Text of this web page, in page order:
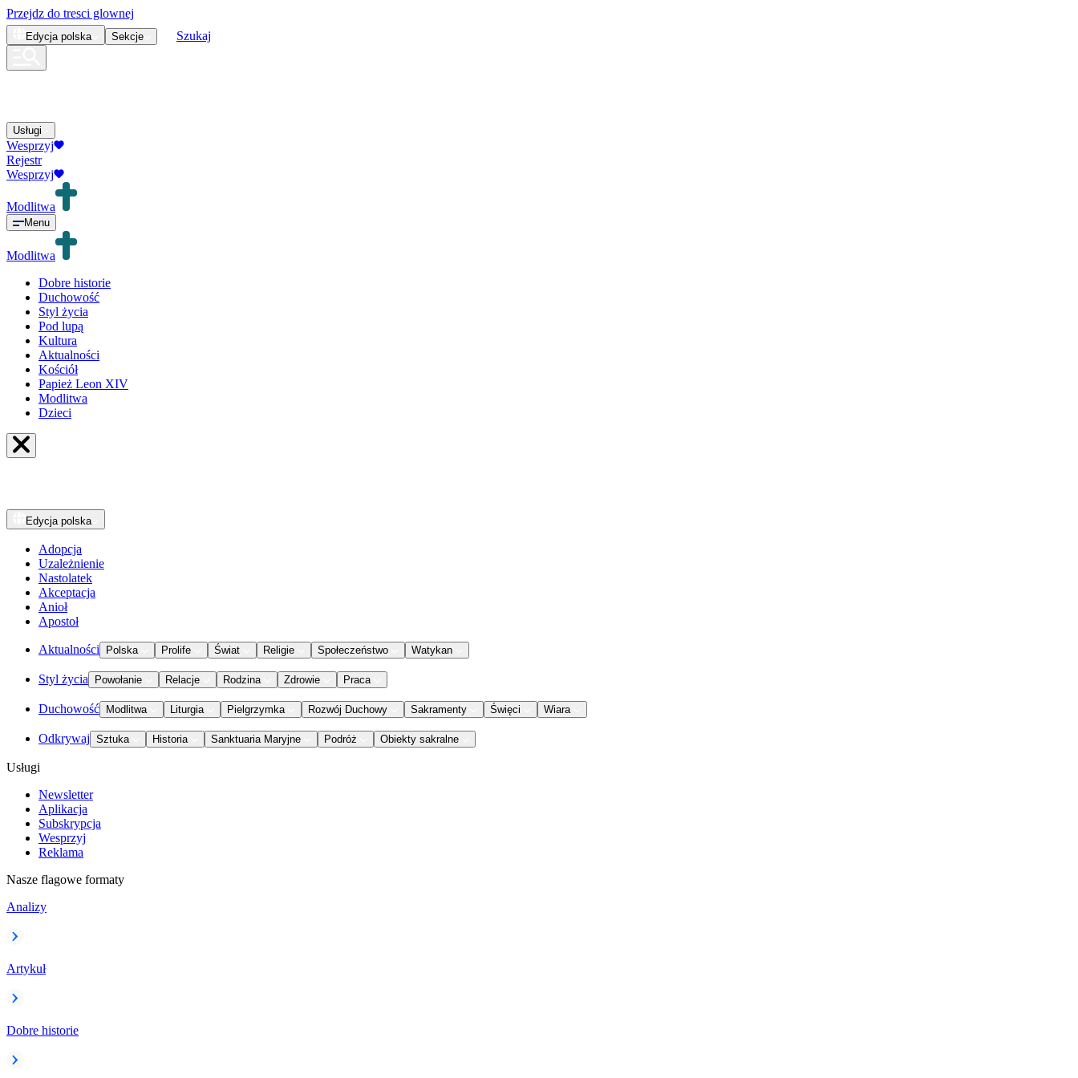
Przejdz do tresci glownej
Edycja polska Sekcje Szukaj
Usługi
Wesprzyj
Rejestr
Wesprzyj
Modlitwa
Menu
Modlitwa
Dobre historie
Duchowość
Styl życia
Pod lupą
Kultura
Aktualności
Kościół
Papież Leon XIV
Modlitwa
Dzieci
Edycja polska
Adopcja
Uzależnienie
Nastolatek
Akceptacja
Anioł
Apostoł
Aktualności Polska Prolife Świat Religie Społeczeństwo Watykan
Styl życia Powołanie Relacje Rodzina Zdrowie Praca
Duchowość Modlitwa Liturgia Pielgrzymka Rozwój Duchowy Sakramenty Święci Wiara
Odkrywaj Sztuka Historia Sanktuaria Maryjne Podróż Obiekty sakralne
Usługi
Newsletter
Aplikacja
Subskrypcja
Wesprzyj
Reklama
Nasze flagowe formaty
Analizy
Artykuł
Dobre historie